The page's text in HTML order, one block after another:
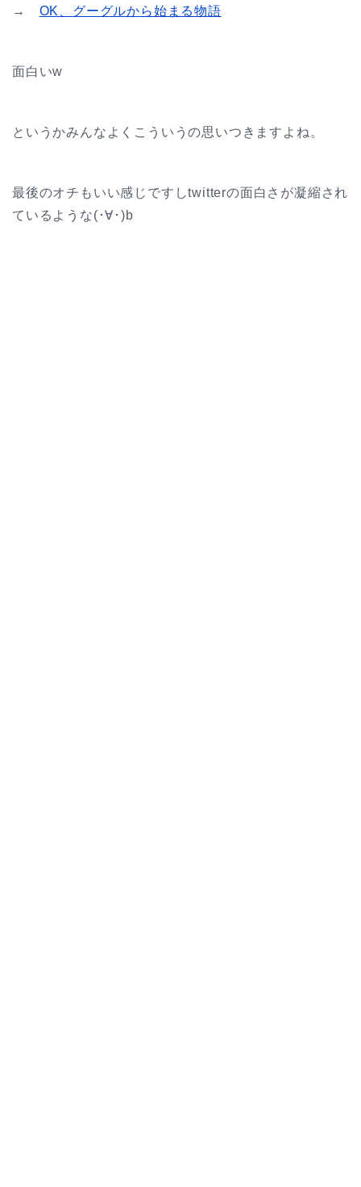
→ OK、グーグルから始まる物語
面白いw
というかみんなよくこういうの思いつきますよね。
最後のオチもいい感じですしtwitterの面白さが凝縮され
ているような(･∀･)b